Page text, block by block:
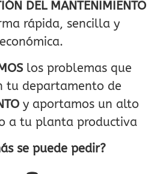
DEL MANTENIMIENTO
rápida, sencilla y
económica.
los problemas que
tu departamento de
y aportamos un alto
a tu planta productiva
se puede pedir?